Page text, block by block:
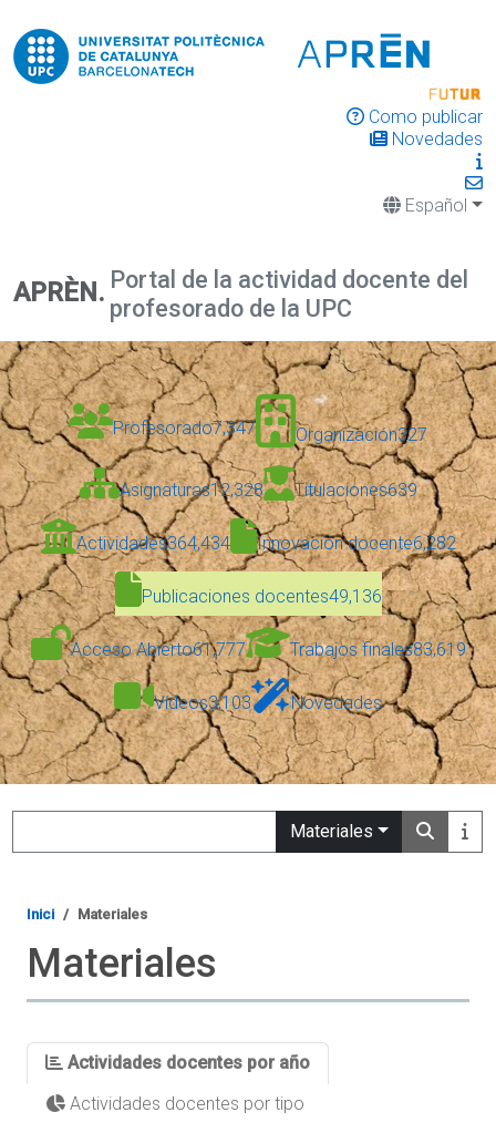
Como publicar
Novedades
Español
APRÈN. Portal de la actividad docente del
profesorado de la UPC
Profesorado7,347 Organización327
Asignaturas12,328 Titulaciones639
Actividades364,434 Innovación docente6,282
Publicaciones docentes49,136
Acceso Abierto61,777 Trabajos finales83,619
Vídeos3,103 Novedades
Materiales
Inici Materiales
Materiales
Actividades docentes por año
Actividades docentes por tipo